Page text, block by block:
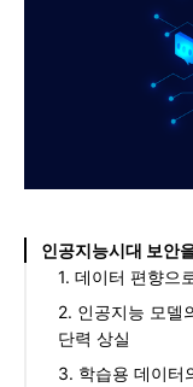
인공지능시대 보안
1. 데이터 편향으
2. 인공지능 모델
단력 상실
3. 학습용 데이터